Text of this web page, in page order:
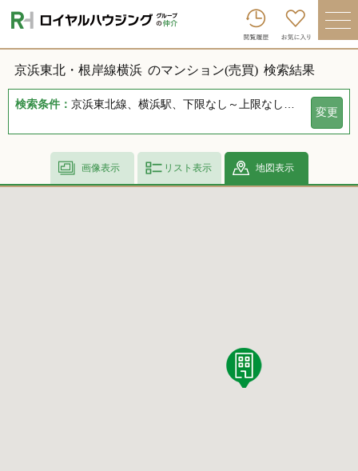
京浜東北・根岸線横浜 のマンション(売買) 検索結果
検索条件： 京浜東北線、横浜駅、下限なし～上限なし、指定しない、指定なし、指定しない、下限なし～上限なし、指定なし
変更
画像表示 リスト表示 地図表示
ロイヤルハウジンググループトップへ
売りたい
貸したい
店舗を探す